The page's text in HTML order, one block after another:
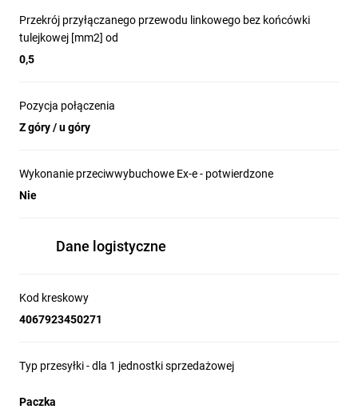
Przekrój przyłączanego przewodu linkowego bez końcówki
tulejkowej [mm2] od
0,5
Pozycja połączenia
Z góry / u góry
Wykonanie przeciwwybuchowe Ex-e - potwierdzone
Nie
Dane logistyczne
Kod kreskowy
4067923450271
Typ przesyłki - dla 1 jednostki sprzedażowej
Paczka